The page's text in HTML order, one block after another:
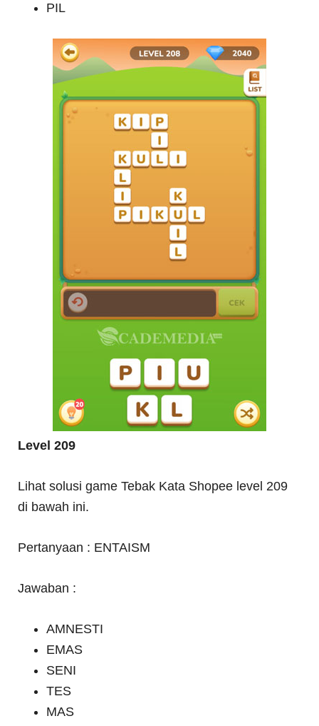
PIL
Level 209
Lihat solusi game Tebak Kata Shopee level 209
di bawah ini.
Pertanyaan : ENTAISM
Jawaban :
AMNESTI
EMAS
SENI
TES
MAS